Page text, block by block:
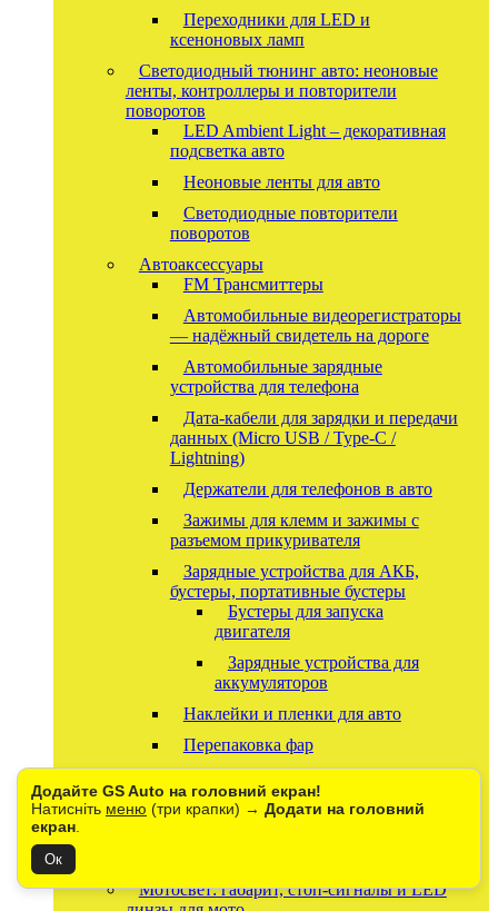
Додайте GS Auto на головний екран!
Натисніть меню (три крапки) → Додати на головний
екран
Ок
Переходники для LED и
ксеноновых ламп
Светодиодный тюнинг авто: неоновые
ленты, контроллеры и повторители
поворотов
LED Ambient Light – декоративная
подсветка авто
Неоновые ленты для авто
Светодиодные повторители
поворотов
Автоаксессуары
FM Трансмиттеры
Автомобильные видеорегистраторы
— надёжный свидетель на дороге
Автомобильные зарядные
устройства для телефона
Дата-кабели для зарядки и передачи
данных (Micro USB / Type-C /
Lightning)
Держатели для телефонов в авто
Зажимы для клемм и зажимы с
разъемом прикуривателя
Зарядные устройства для АКБ,
бустеры, портативные бустеры
Бустеры для запуска
двигателя
Зарядные устройства для
аккумуляторов
Наклейки и пленки для авто
Перепаковка фар
Умные ЖК-ключи для авто
Мотосвет: габарит, стоп-сигналы и LED